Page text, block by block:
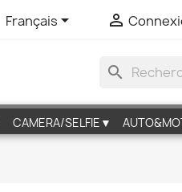
Français 
search
CAMERA/SELFIE▼